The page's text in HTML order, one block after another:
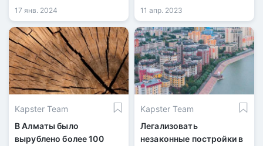
горной местности, где
незаконно велось
строительство.
17 янв. 2024
района был поднят вопрос
о законности расширения
кафе «Lova Kitchen» по
адресу улица Толе би,
24Б.
11 апр. 2023
Kapster Team
В Алматы было
вырублено более 100
Kapster Team
Легализовать
незаконные постройки в